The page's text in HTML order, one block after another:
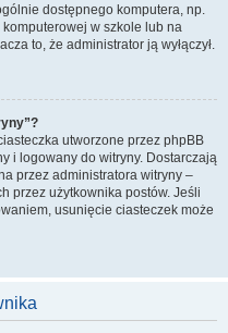
dostępnego komputera, np.
w szkole lub na
to, że administrator ją wyłączył.
utworzone przez phpBB
i logowany do witryny. Dostarczają
przez administratora witryny –
przez użytkownika postów. Jeśli
usunięcie ciasteczek może